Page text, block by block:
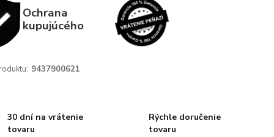
Ochrana
kupujúcého
9437900621
30 dní na vrátenie
tovaru
Rýchle doručenie
tovaru